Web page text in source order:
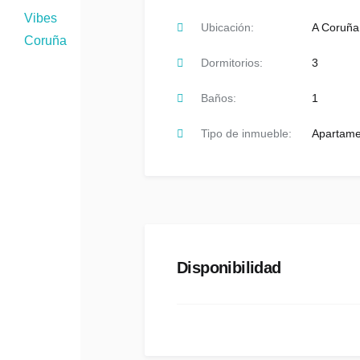
Ubicación: A Coruña
Dormitorios: 3
Baños: 1
Tipo de inmueble:
Disponibilidad